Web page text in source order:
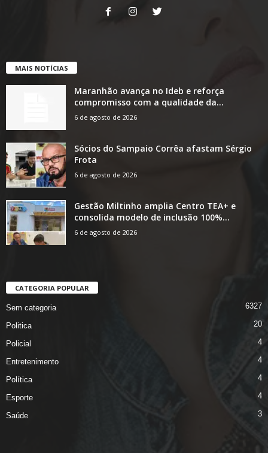
MAIS NOTÍCIAS
Maranhão avança no Ideb e reforça
compromisso com a qualidade da...
6 de agosto de 2026
Sócios do Sampaio Corrêa afastam Sérgio
Frota
6 de agosto de 2026
Gestão Miltinho amplia Centro TEA+ e
consolida modelo de inclusão 100%...
6 de agosto de 2026
CATEGORIA POPULAR
Sem categoria 6327
Politica 20
Policial 4
Entretenimento 4
Política 4
Esporte 4
Saúde 3